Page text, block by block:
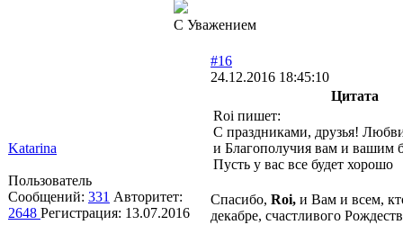
С Уважением
Katarina
Пользователь
Сообщений: 331 Авторитет:
2648 Регистрация: 13.07.2016
#16
24.12.2016 18:45:10
Цитата
Roi пишет:
С праздниками, друзья!
и Благополучия вам и вашим
Пусть у вас все будет хорошо
Спасибо, Roi, и Вам и всем,
декабре, счастливого